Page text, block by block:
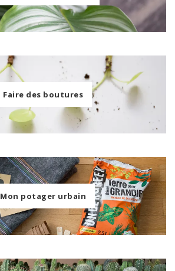
Faire des boutures
Mon potager urbain